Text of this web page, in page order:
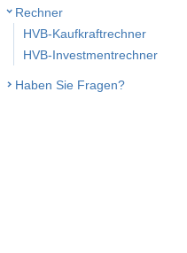
Rechner
HVB-Kaufkraftrechner
HVB-Investmentrechner
Haben Sie Fragen?